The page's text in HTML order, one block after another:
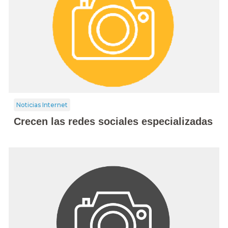
Noticias Internet
Crecen las redes sociales especializadas